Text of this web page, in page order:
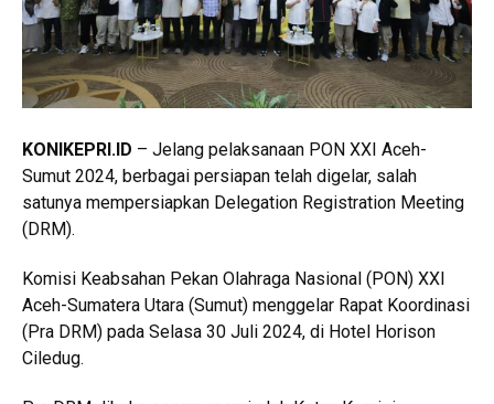
KONIKEPRI.ID – Jelang pelaksanaan PON XXI Aceh-
Sumut 2024, berbagai persiapan telah digelar, salah
satunya mempersiapkan Delegation Registration Meeting
(DRM).
Komisi Keabsahan Pekan Olahraga Nasional (PON) XXI
Aceh-Sumatera Utara (Sumut) menggelar Rapat Koordinasi
(Pra DRM) pada Selasa 30 Juli 2024, di Hotel Horison
Ciledug.